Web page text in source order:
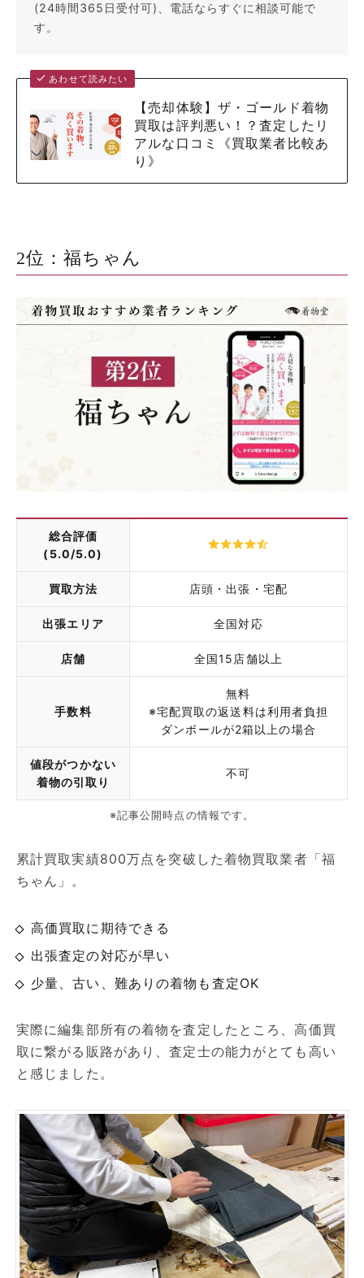
(24時間365日受付可)、電話ならすぐに相談可能で
す。
あわせて読みたい
【売却体験】ザ・ゴールド着物
買取は評判悪い！？査定したリ
アルな口コミ《買取業者比較あ
り》
2位：福ちゃん
総合評価
(5.0/5.0)
買取方法 店頭・出張・宅配
出張エリア 全国対応
店舗 全国15店舗以上
手数料
無料
※宅配買取の返送料は利用者負担
ダンボールが2箱以上の場合
値段がつかない
着物の引取り
不可
※記事公開時点の情報です。
累計買取実績800万点を突破した着物買取業者「福
ちゃん」。
高価買取に期待できる
出張査定の対応が早い
少量、古い、難ありの着物も査定OK
実際に編集部所有の着物を査定したところ、高価買
取に繋がる販路があり、査定士の能力がとても高い
と感じました。